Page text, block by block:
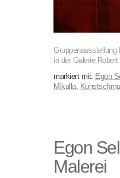
Gruppenausstellung
in der Galerie
markiert mit: Egon
Mikulla,
Egon
Malerei